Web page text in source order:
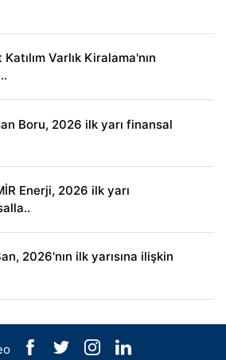
Varlık Kiralama'nın
Boru, 2026 ilk yarı finansal
Enerji, 2026 ilk yarı
2026'nın ilk yarısına ilişkin